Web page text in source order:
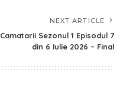
NEXT ARTICLE
Camatarii Sezonul 1 Episodul 7
din 6 Iulie 2026 – Final